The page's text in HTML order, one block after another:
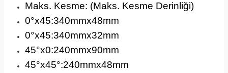
Maks. Kesme: (Maks. Kesme Derinliği)
0°x45:340mmx48mm
0°x45:340mmx32mm
45°x0:240mmx90mm
45°x45°:240mmx48mm